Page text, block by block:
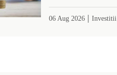
06 Aug 2026| Investitii